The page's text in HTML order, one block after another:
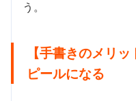
う。
【手書きのメリ
ピールになる